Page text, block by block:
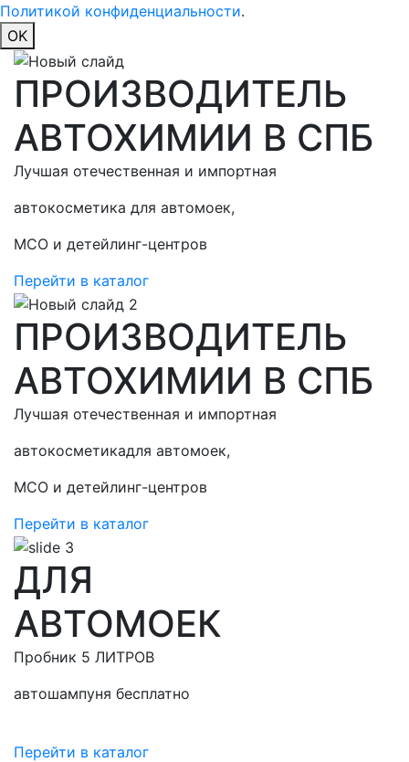
Политикой конфиденциальности.
OK
ПРОИЗВОДИТЕЛЬ
АВТОХИМИИ В СПБ
Лучшая отечественная и импортная
автокосметика для автомоек,
МСО и детейлинг-центров
Перейти в каталог
ПРОИЗВОДИТЕЛЬ
АВТОХИМИИ В СПБ
Лучшая отечественная и импортная
автокосметикадля автомоек,
МСО и детейлинг-центров
Перейти в каталог
ДЛЯ
АВТОМОЕК
Пробник 5 ЛИТРОВ
автошампуня бесплатно
Перейти в каталог